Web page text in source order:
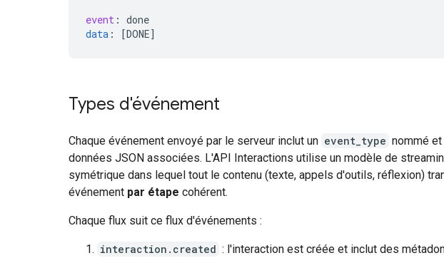
event : done
data : [DONE]
Types d'événement
Chaque événement envoyé par le serveur inclut un event_type nommé
données JSON associées. L'API Interactions utilise un modèle de
symétrique dans lequel tout le contenu (texte, appels d'outils, réflexion)
événement par étape cohérent.
Chaque flux suit ce flux d'événements :
interaction.created : l'interaction est créée et inclut des